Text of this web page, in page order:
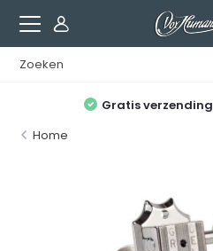
Gratis verzending
Home